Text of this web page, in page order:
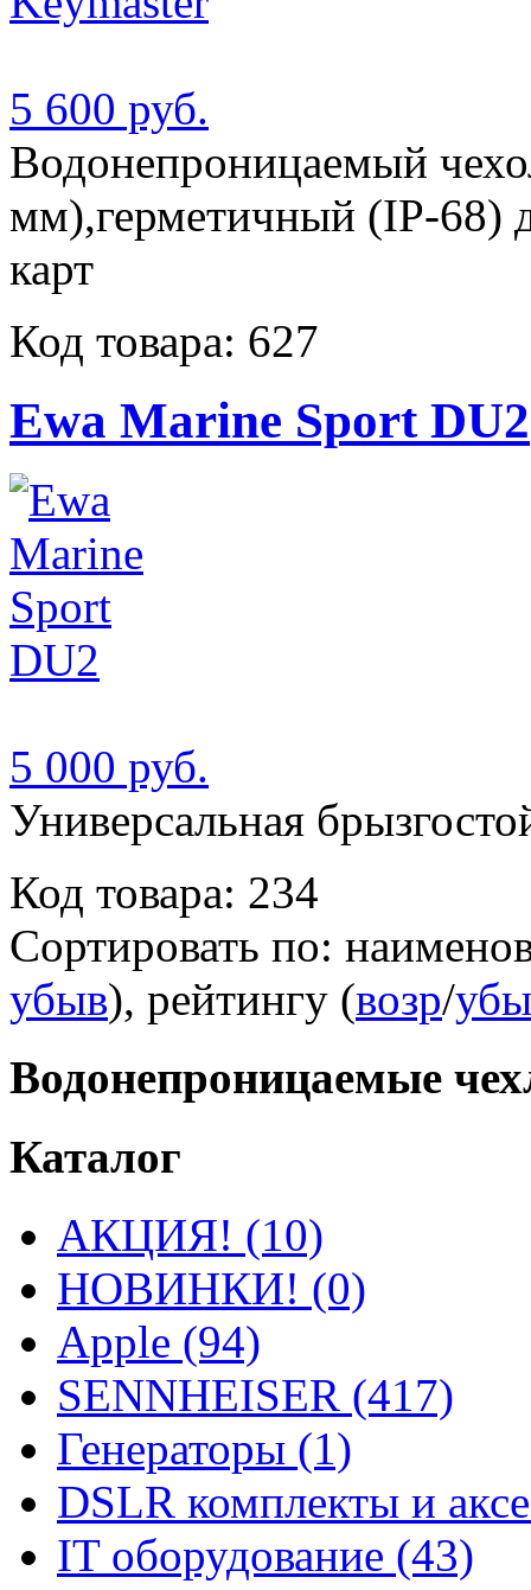
5 600 руб.
Водонепроницаемый
мм),герметичный (IP-68)
карт
Код товара: 627
Ewa Marine Sport DU2
5 000 руб.
Универсальная
Код товара: 234
Сортировать по:
убыв), рейтингу (возр/
Водонепроницаемые
Каталог
АКЦИЯ! (10)
НОВИНКИ! (0)
Apple (94)
SENNHEISER (417)
Генераторы (1)
DSLR комплекты и
IT оборудование (43)